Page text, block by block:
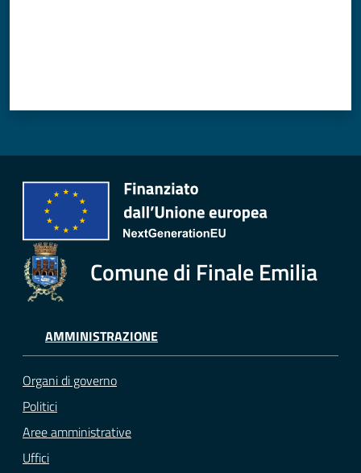
Comune di Finale Emilia
AMMINISTRAZIONE
Organi di governo
Politici
Aree amministrative
Uffici